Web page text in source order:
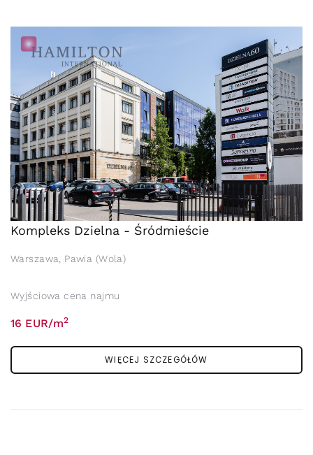
Kompleks Dzielna - Śródmieście
Warszawa, Pawia (Wola)
Wyjściowa cena najmu
16 EUR/m2
WIĘCEJ SZCZEGÓŁÓW